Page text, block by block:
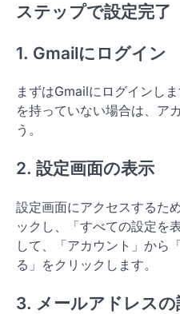
ステップで設定完了
1. Gmailにログイン
まずはGmailにログインし
を持っていない場合は、ア
う。
2. 設定画面の表示
設定画面にアクセスするた
ックし、「すべての設定を
して、「アカウント」から
る」をクリックします。
3. メールアドレスの